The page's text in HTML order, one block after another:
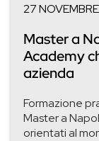
27
Master a
Academy
azienda
Formazione
Master a
orientati al